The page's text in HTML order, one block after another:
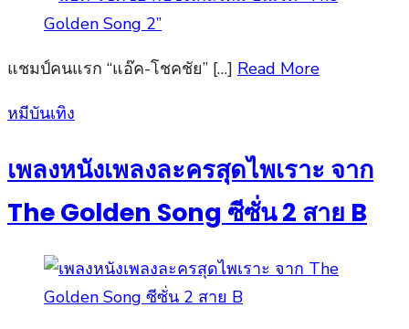
แชมป์คนแรก “แอ๊ค-โชคชัย” […] Read More
Posted
หมีบันเทิง
เพลงหนังเพลงละครสุดไพเราะ จาก
The Golden Song ซีซั่น 2 สาย B